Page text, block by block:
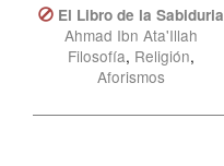
El Libro de la Sabiduria
Ahmad Ibn Ata'Illah
Filosofía, Religión,
Aforismos